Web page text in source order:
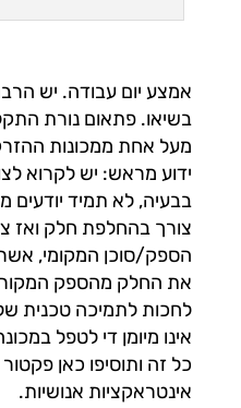
אמצע יום עבודה. יש
בשיאו. פתאום נורת
מעל אחת ממכונות
ידוע מראש: יש לקרוא
בבעיה, לא תמיד יודעים
צורך בהחלפת חלק ואז
הספק/סוכן המקומי, אשר
את החלק מהספק
לחכות לתמיכה טכנית
אינו מיומן די לטפל
כל זה ותוסיפו כאן
אינטראקציות אנושיות.